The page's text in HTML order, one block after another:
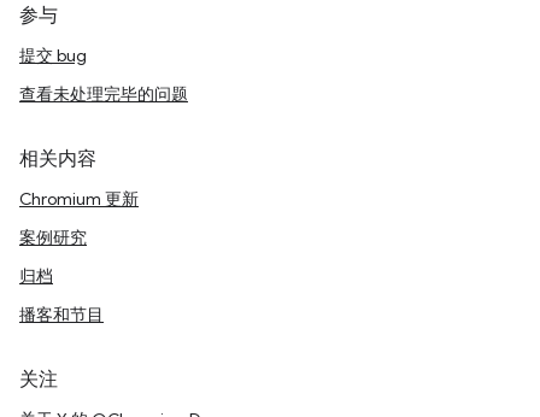
参与
提交 bug
查看未处理完毕的问题
相关内容
Chromium 更新
案例研究
归档
播客和节目
关注